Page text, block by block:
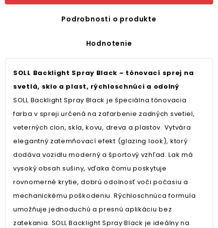
Podrobnosti o produkte
Hodnotenie
SOLL Backlight Spray Black – tónovací sprej na
svetlá, sklo a plast, rýchloschnúci a odolný
SOLL Backlight Spray Black je špeciálna tónovacia
farba v spreji určená na zafarbenie zadných svetiel,
veterných clon, skla, kovu, dreva a plastov. Vytvára
elegantný zatemňovací efekt (glazing look), ktorý
dodáva vozidlu moderný a športový vzhľad. Lak má
vysoký obsah sušiny, vďaka čomu poskytuje
rovnomerné krytie, dobrú odolnosť voči počasiu a
mechanickému poškodeniu. Rýchloschnúca formula
umožňuje jednoduchú a presnú aplikáciu bez
zatekania. SOLL Backlight Spray Black je ideálny na